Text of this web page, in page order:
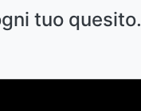
tuo quesito.